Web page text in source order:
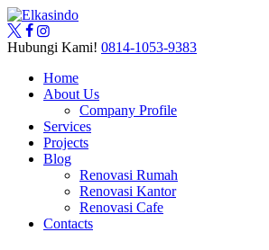
Hubungi Kami! 0814-1053-9383
Home
About Us
Company Profile
Services
Projects
Blog
Renovasi Rumah
Renovasi Kantor
Renovasi Cafe
Contacts